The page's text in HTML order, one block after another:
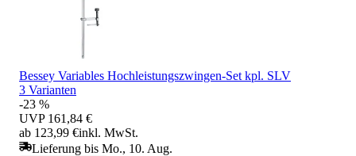
Bessey Variables Hochleistungszwingen-Set kpl. SLV
3 Varianten
-23 %
UVP 161,84 €
ab 123,99 €inkl. MwSt.
Lieferung bis Mo., 10. Aug.